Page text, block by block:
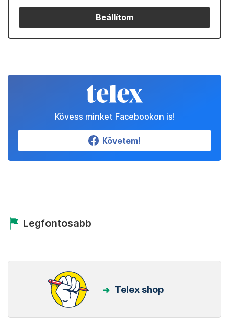
Beállítom
Kövess minket Facebookon is!
Követem!
Legfontosabb
Telex shop